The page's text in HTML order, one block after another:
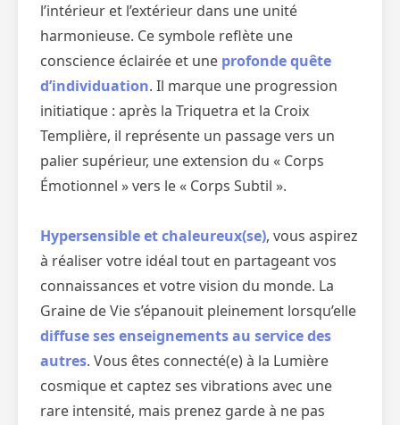
l’intérieur et l’extérieur dans une unité
harmonieuse. Ce symbole reflète une
conscience éclairée et une profonde quête
d’individuation. Il marque une progression
initiatique : après la Triquetra et la Croix
Templière, il représente un passage vers un
palier supérieur, une extension du « Corps
Émotionnel » vers le « Corps Subtil ».
Hypersensible et chaleureux(se), vous aspirez
à réaliser votre idéal tout en partageant vos
connaissances et votre vision du monde. La
Graine de Vie s’épanouit pleinement lorsqu’elle
diffuse ses enseignements au service des
autres. Vous êtes connecté(e) à la Lumière
cosmique et captez ses vibrations avec une
rare intensité, mais prenez garde à ne pas